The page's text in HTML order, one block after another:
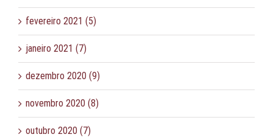
fevereiro 2021 (5)
janeiro 2021 (7)
dezembro 2020 (9)
novembro 2020 (8)
outubro 2020 (7)